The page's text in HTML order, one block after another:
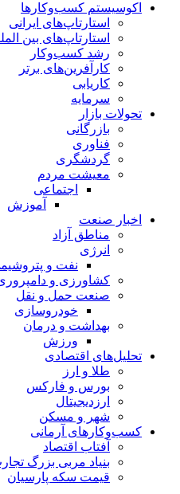
اکوسیستم کسب‌وکارها
استارتاپ‌های ایرانی
استارتاپ‌های بین
رشد کسب‌وکار
کارآفرین‌های برتر
کاریابی
سرمایه
تحولات بازار
بازرگانی
فناوری
گردشگری
معیشت مردم
اجتماعی
آموزش
اخبار صنعت
مناطق آزاد
انرژی
نفت و
کشاورزی و
صنعت حمل و نقل
خودروسازی
بهداشت و درمان
ورزش
تحلیل‌های اقتصادی
طلا و ارز
بورس و فارکس
ارزدیجیتال
شهر و مسکن
کسب‌وکارهای آرمانی
آفتاب اقتصاد
بنیاد مربی بزرگ
قیمت سکه پارسیان